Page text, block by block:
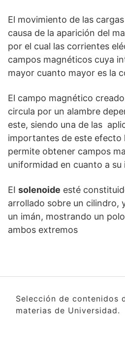
El movimiento de las
causa de la aparición del
por el cual las corrientes
campos magnéticos cuya
mayor cuanto mayor es la
El campo magnético
circula por un alambre
este, siendo una de las
importantes de este efecto
permite obtener campos
uniformidad en cuanto a
EI solenoide esté
arrollado sobre un cilindro,
un imán, mostrando un
ambos extremos
Selección de contenidos
materias de Universidad.